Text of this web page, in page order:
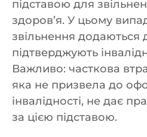
підставою для
здоров’я. У цьому
звільнення додаються
підтверджують
Важливо: часткова
яка не призвела до
інвалідності, не дає
за цією підставою.